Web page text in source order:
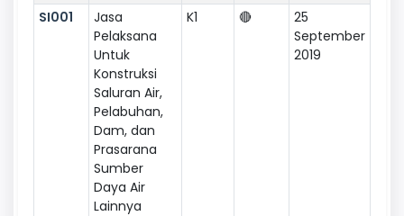
SI001
Jasa
Pelaksana
Untuk
Konstruksi
Saluran Air,
Pelabuhan,
Dam, dan
Prasarana
Sumber
Daya Air
Lainnya
K1 🔴
25
September
2019